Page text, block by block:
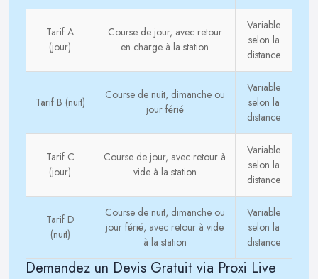
Tarif A
(jour)
Course de jour, avec retour
en charge à la station
Variable
selon la
distance
Tarif B (nuit)
Course de nuit, dimanche ou
jour férié
Variable
selon la
distance
Tarif C
(jour)
Course de jour, avec retour à
vide à la station
Variable
selon la
distance
Tarif D
(nuit)
Course de nuit, dimanche ou
jour férié, avec retour à vide
à la station
Variable
selon la
distance
Demandez un Devis Gratuit via Proxi Live